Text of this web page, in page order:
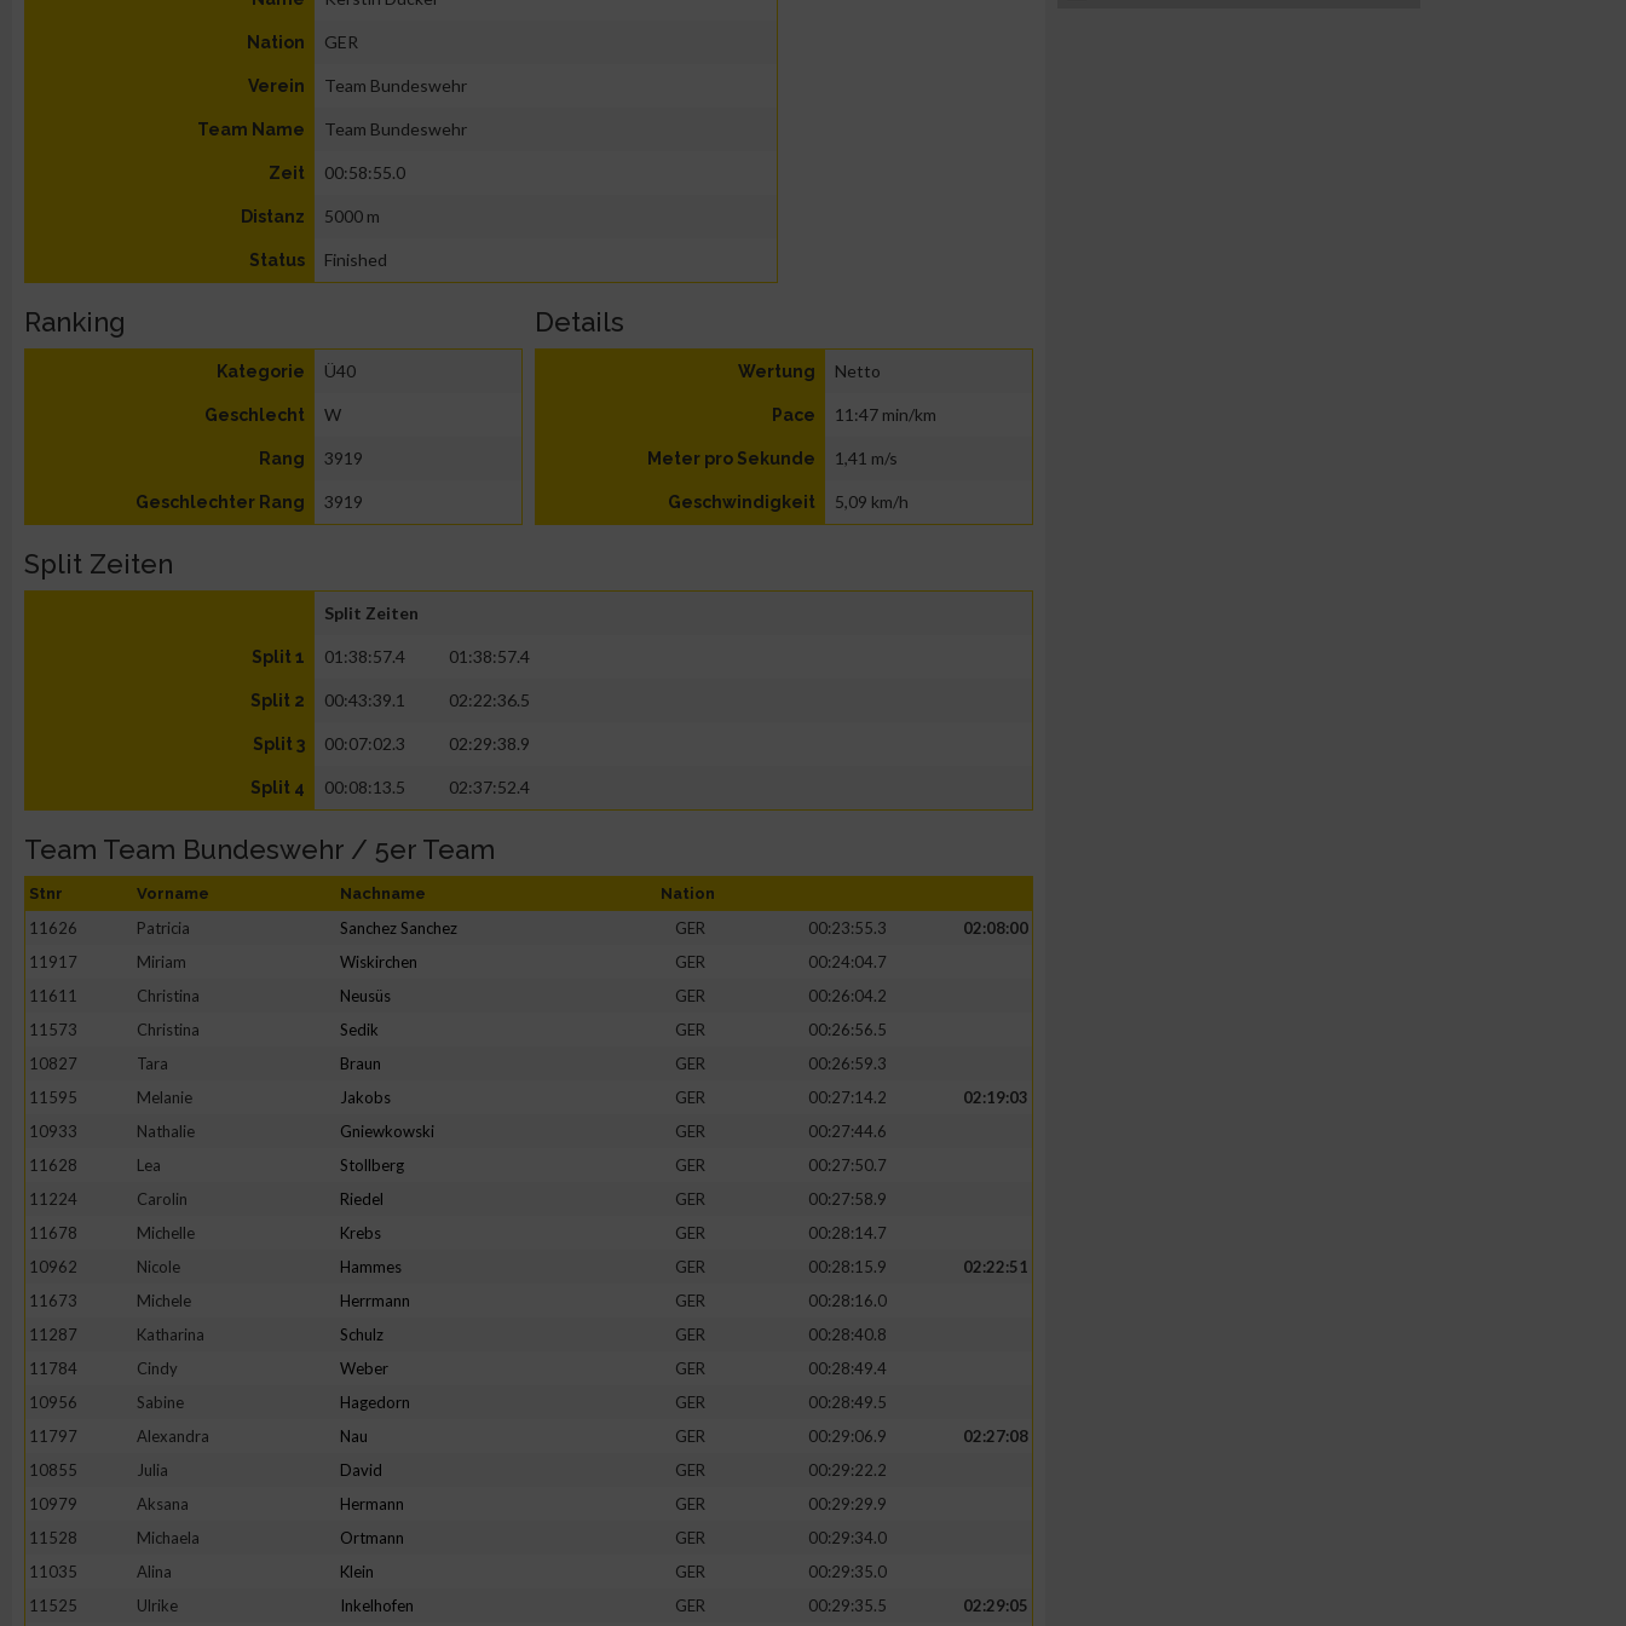
Nation GER
Verein Team Bundeswehr
Team Name Team Bundeswehr
Zeit 00:58:55.0
Distanz 5000 m
Status Finished
Ranking
Kategorie Ü40
Geschlecht W
Rang 3919
Geschlechter Rang 3919
Details
Wertung Netto
Pace 11:47 min/km
Meter pro Sekunde 1,41 m/s
Geschwindigkeit 5,09 km/h
Split Zeiten
Split Zeiten
Split 1 01:38:57.4 01:38:57.4
Split 2 00:43:39.1 02:22:36.5
Split 3 00:07:02.3 02:29:38.9
Split 4 00:08:13.5 02:37:52.4
Team Team Bundeswehr / 5er Team
Stnr Vorname Nachname Nation
11626 Patricia Sanchez Sanchez GER 00:23:55.3
02:08:00
11917
Miriam Wiskirchen GER
00:24:04.7
11611
Christina Neusüs GER
00:26:04.2
11573
Christina Sedik GER
00:26:56.5
10827
Tara Braun GER
00:26:59.3
11595
Melanie Jakobs GER 00:27:14.2
02:19:03
10933
Nathalie Gniewkowski GER
00:27:44.6
11628
Lea Stollberg GER
00:27:50.7
11224
Carolin Riedel GER
00:27:58.9
11678
Michelle Krebs GER
00:28:14.7
10962
Nicole Hammes GER 00:28:15.9
02:22:51
11673
Michele Herrmann GER
00:28:16.0
11287
Katharina Schulz GER
00:28:40.8
11784
Cindy Weber GER
00:28:49.4
10956
Sabine Hagedorn GER
00:28:49.5
11797
Alexandra Nau GER 00:29:06.9
02:27:08
10855
Julia David GER
00:29:22.2
10979
Aksana Hermann GER
00:29:29.9
11528
Michaela Ortmann GER
00:29:34.0
11035
Alina Klein GER
00:29:35.0
11525
Ulrike Inkelhofen GER 00:29:35.5
02:29:05